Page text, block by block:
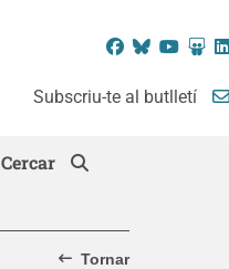
Facebook
Bluesky
Subscriu-te al butlletí
Cercar
Tornar